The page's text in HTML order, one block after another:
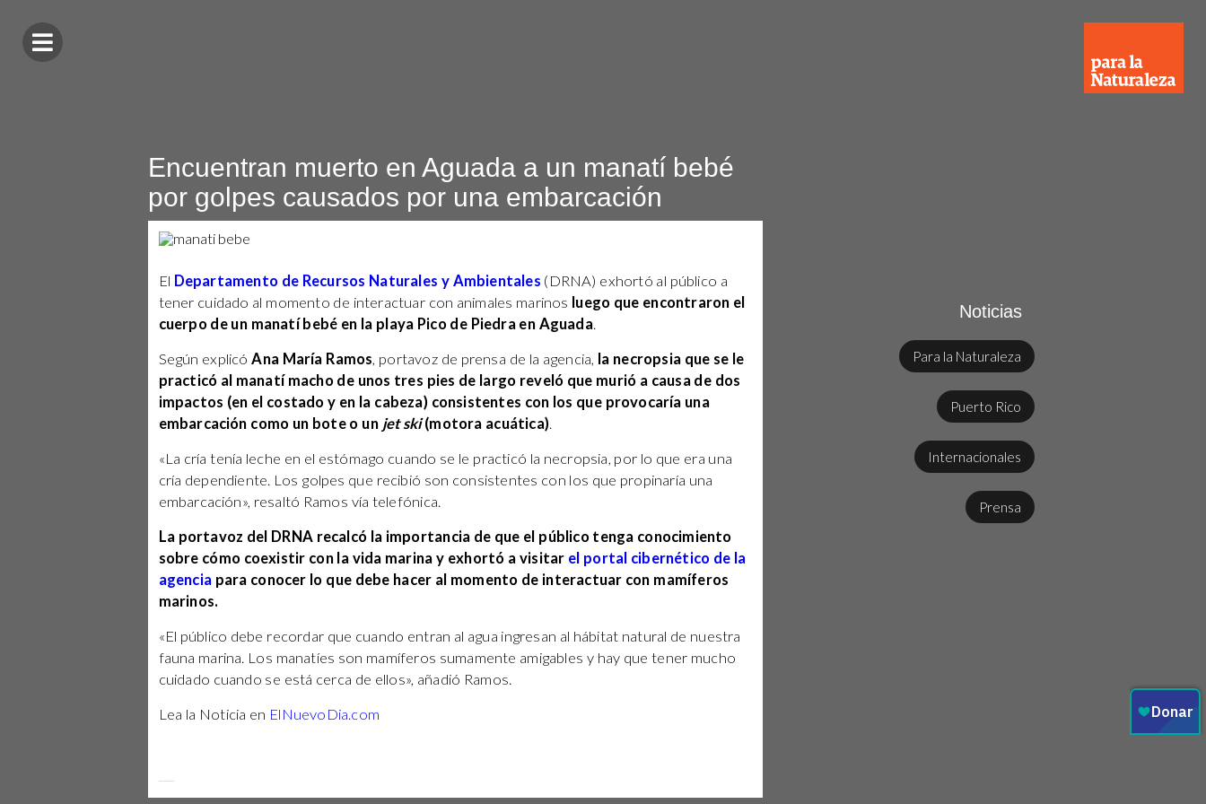
Encuentran muerto en Aguada a un manatí bebé
por golpes causados por una embarcación
El Departamento de Recursos Naturales y Ambientales (DRNA) exhortó al público a
tener cuidado al momento de interactuar con animales marinos luego que encontraron el
cuerpo de un manatí bebé en la playa Pico de Piedra en Aguada.
Según explicóAna María Ramos, portavoz de prensa de la agencia, la necropsia que se le
practicó al manatí macho de unos tres pies de largo reveló que murió a causa de dos
impactos (en el costado y en la cabeza) consistentes con los que provocaría una
embarcación como un bote o un jet ski(motora acuática).
«La cría tenía leche en el estómago cuando se le practicó la necropsia, por lo que era una
cría dependiente. Los golpes que recibió son consistentes con los que propinaría una
embarcación», resaltó Ramos vía telefónica.
La portavoz del DRNA recalcó la importancia de que el público tenga conocimiento
sobre cómo coexistir con la vida marina y exhortó a visitar el portal cibernético de la
agenciapara conocer lo que debe hacer al momento de interactuar con mamíferos
marinos.
«El público debe recordar que cuando entran al agua ingresan al hábitat natural de nuestra
fauna marina. Los manatíes son mamíferos sumamente amigables y hay que tener mucho
cuidado cuando se está cerca de ellos», añadió Ramos.
Lea la Noticia en ElNuevoDia.com
Noticias
Para la Naturaleza
Puerto Rico
Internacionales
Prensa